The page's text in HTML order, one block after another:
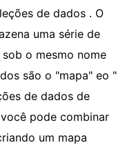
de dados . O
uma série de
o mesmo nome
são o "mapa" eo "
de dados de
pode combinar
um mapa